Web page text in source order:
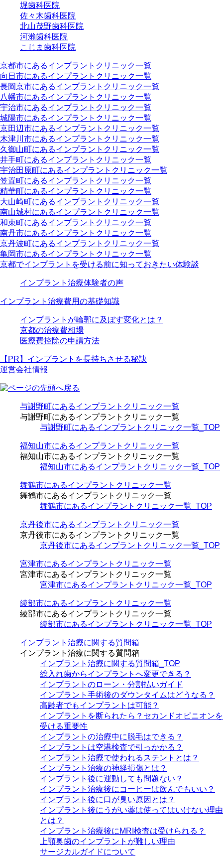
堀歯科医院
佐々木歯科医院
北山茂野歯科医院
河瀨歯科医院
こじま歯科医院
京都市にあるインプラントクリニック一覧
向日市にあるインプラントクリニック一覧
長岡京市にあるインプラントクリニック一覧
八幡市にあるインプラントクリニック一覧
宇治市にあるインプラントクリニック一覧
城陽市にあるインプラントクリニック一覧
京田辺市にあるインプラントクリニック一覧
木津川市にあるインプラントクリニック一覧
久御山町にあるインプラントクリニック一覧
井手町にあるインプラントクリニック一覧
宇治田原町にあるインプラントクリニック一覧
笠置町にあるインプラントクリニック一覧
精華町にあるインプラントクリニック一覧
大山崎町にあるインプラントクリニック一覧
南山城村にあるインプラントクリニック一覧
和束町にあるインプラントクリニック一覧
南丹市にあるインプラントクリニック一覧
京丹波町にあるインプラントクリニック一覧
亀岡市にあるインプラントクリニック一覧
京都でインプラントを受ける前に知っておきたい体験談
インプラント治療体験者の声
インプラント治療費用の基礎知識
インプラントが輪郭に及ぼす変化とは？
京都の治療費相場
医療費控除の申請方法
【PR】インプラントを長持ちさせる秘訣
運営会社情報
与謝野町にあるインプラントクリニック一覧
与謝野町にあるインプラントクリニック一覧
与謝野町にあるインプラントクリニック一覧_TOP
福知山市にあるインプラントクリニック一覧
福知山市にあるインプラントクリニック一覧
福知山市にあるインプラントクリニック一覧_TOP
舞鶴市にあるインプラントクリニック一覧
舞鶴市にあるインプラントクリニック一覧
舞鶴市にあるインプラントクリニック一覧_TOP
京丹後市にあるインプラントクリニック一覧
京丹後市にあるインプラントクリニック一覧
京丹後市にあるインプラントクリニック一覧_TOP
宮津市にあるインプラントクリニック一覧
宮津市にあるインプラントクリニック一覧
宮津市にあるインプラントクリニック一覧_TOP
綾部市にあるインプラントクリニック一覧
綾部市にあるインプラントクリニック一覧
綾部市にあるインプラントクリニック一覧_TOP
インプラント治療に関する質問箱
インプラント治療に関する質問箱
インプラント治療に関する質問箱_TOP
総入れ歯からインプラントへ変更できる？
インプラントのローン・分割払いガイド
インプラント手術後のダウンタイムはどうなる？
高齢者でもインプラントは可能？
インプラントを断られたら？セカンドオピニオンを
受ける重要性
インプラントの治療中に脱毛はできる？
インプラントは空港検査で引っかかる？
インプラント治療で使われるステントとは？
インプラント治療の神経損傷とは？
インプラント後に運動しても問題ない？
インプラント治療後にコーヒーは飲んでもいい？
インプラント後に口が臭い原因とは？
インプラント後にうがい薬は使ってはいけない理由
とは？
インプラント治療後にMRI検査は受けられる？
上顎奥歯のインプラントが難しい理由
サージカルガイドについて